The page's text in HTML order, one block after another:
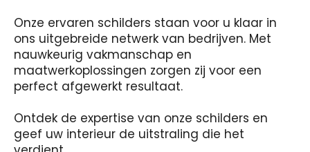
Onze ervaren schilders staan voor u klaar in
ons uitgebreide netwerk van bedrijven. Met
nauwkeurig vakmanschap en
maatwerkoplossingen zorgen zij voor een
perfect afgewerkt resultaat.
Ontdek de expertise van onze schilders en
geef uw interieur de uitstraling die het